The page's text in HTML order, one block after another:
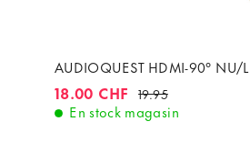
AUDIOQUEST HDMI-90° NU/L
18.00 CHF 19.95
En stock magasin